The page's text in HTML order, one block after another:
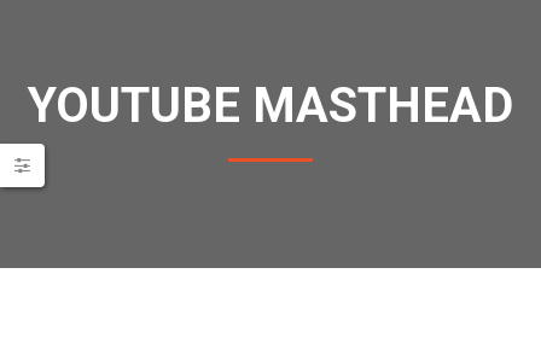
YOUTUBE MASTHEAD